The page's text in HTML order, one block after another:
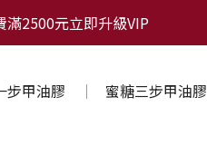
2500元立即升級VIP
步甲油膠 蜜糖三步甲油膠